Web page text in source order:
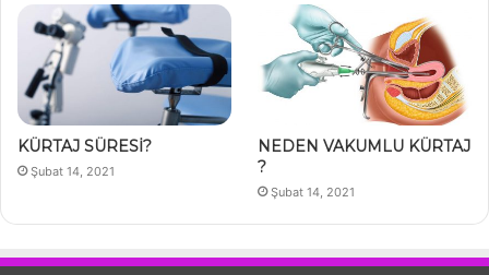
KÜRTAJ SÜRESİ?
Şubat 14, 2021
NEDEN VAKUMLU KÜRTAJ
?
Şubat 14, 2021